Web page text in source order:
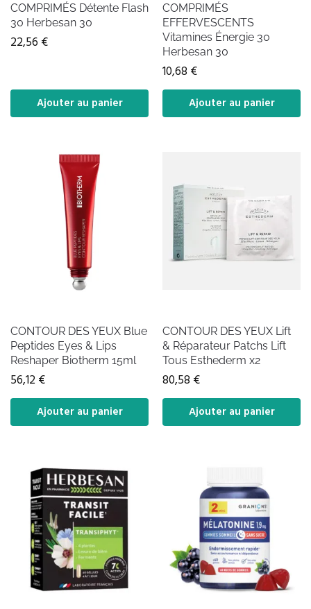
COMPRIMÉS Détente Flash
30 Herbesan 30
22,56 €
Ajouter au panier
COMPRIMÉS
EFFERVESCENTS
Vitamines Énergie 30
Herbesan 30
10,68 €
Ajouter au panier
CONTOUR DES YEUX Blue
Peptides Eyes & Lips
Reshaper Biotherm 15ml
56,12 €
Ajouter au panier
CONTOUR DES YEUX Lift
& Réparateur Patchs Lift
Tous Esthederm x2
80,58 €
Ajouter au panier